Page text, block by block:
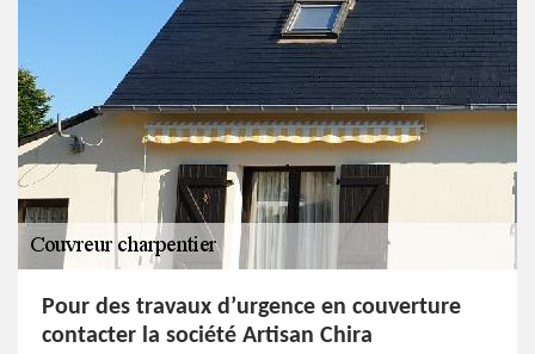
Pour des travaux d’urgence en couverture
contacter la société Artisan Chira